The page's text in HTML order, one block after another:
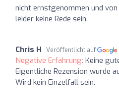
nicht ernstgenommen und
leider keine Rede sein.
Chris H Veröffentlicht auf
Negative Erfahrung: Keine
Eigentliche Rezension wurde
Wird kein Einzelfall sein.